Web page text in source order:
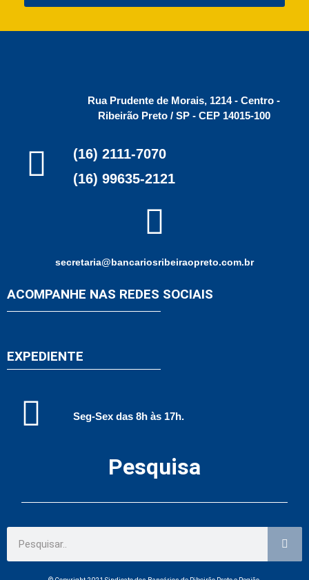
Rua Prudente de Morais, 1214 - Centro -
Ribeirão Preto / SP - CEP 14015-100
(16) 2111-7070
(16) 99635-2121
secretaria@bancariosribeiraopreto.com.br
ACOMPANHE NAS REDES SOCIAIS
EXPEDIENTE
Seg-Sex das 8h às 17h.
Pesquisa